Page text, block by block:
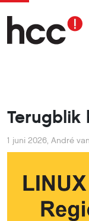
Terugblik
1 juni 2026, André